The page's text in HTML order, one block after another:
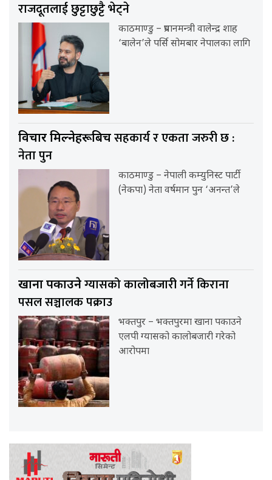
राजदूतलाई छुट्टाछुट्टै भेट्ने
काठमाण्डु – प्रधानमन्त्री वालेन्द्र शाह
‘बालेन’ले पर्सि सोमबार नेपालका लागि
विचार मिल्नेहरूबिचसहकार्य र एकता जरुरी छ :
नेता पुन
काठमाण्डु – नेपाली कम्युनिस्ट पार्टी
(नेकपा) नेता वर्षमान पुन ‘अनन्त’ले
खाना पकाउनेग्यासको कालोबजारी गर्ने किराना
पसल सञ्चालक पक्राउ
भक्तपुर – भक्तपुरमा खाना पकाउने
एलपी ग्यासको कालोबजारी गरेको
आरोपमा